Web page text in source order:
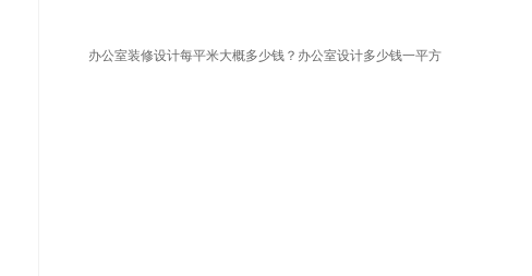
办公室装修设计每平米大概多少钱？办公室设计多少钱一平方